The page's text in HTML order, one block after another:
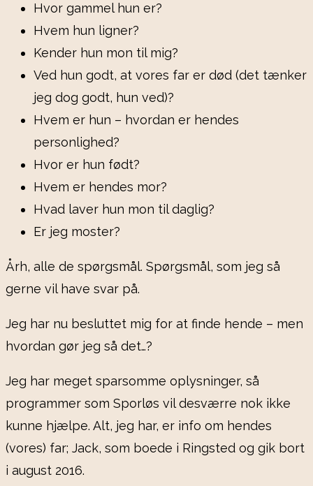
Hvor gammel hun er?
Hvem hun ligner?
Kender hun mon til mig?
Ved hun godt, at vores far er død (det tænker
jeg dog godt, hun ved)?
Hvem er hun – hvordan er hendes
personlighed?
Hvor er hun født?
Hvem er hendes mor?
Hvad laver hun mon til daglig?
Er jeg moster?
Årh, alle de spørgsmål. Spørgsmål, som jeg så
gerne vil have svar på.
Jeg har nu besluttet mig for at finde hende – men
hvordan gør jeg så det…?
Jeg har meget sparsomme oplysninger, så
programmer som Sporløs vil desværre nok ikke
kunne hjælpe. Alt, jeg har, er info om hendes
(vores) far; Jack, som boede i Ringsted og gik bort
i august 2016.